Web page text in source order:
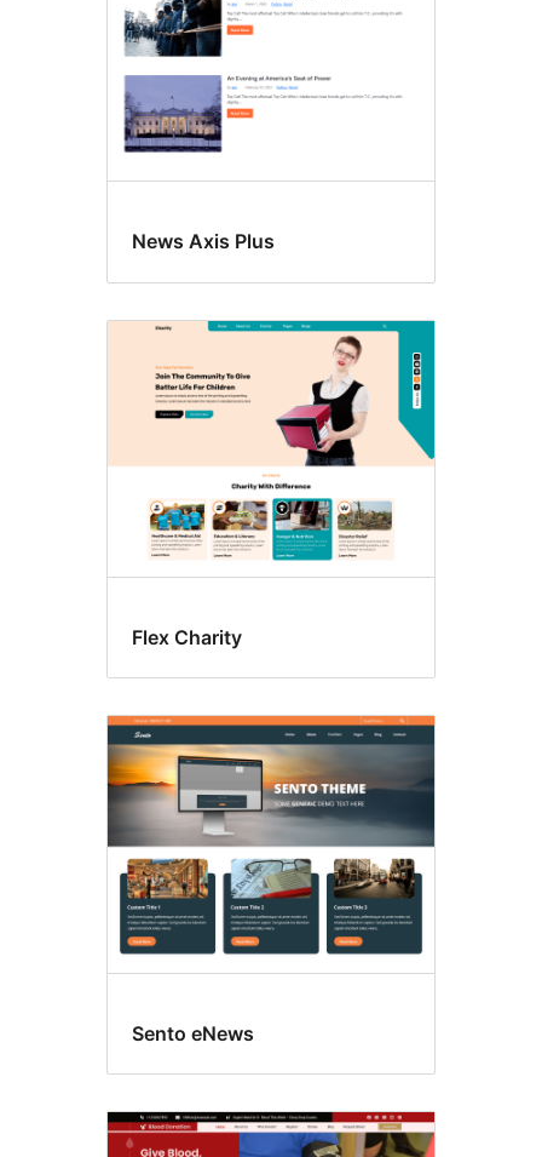
News Axis Plus
Flex Charity
Sento eNews